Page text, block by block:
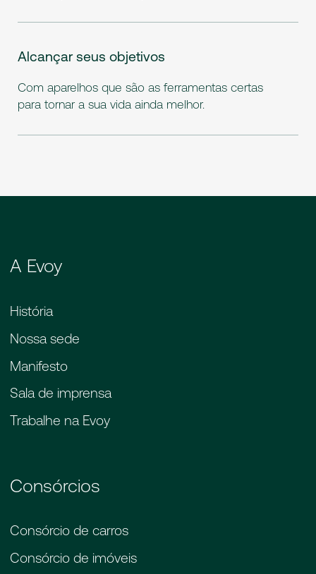
Alcançar seus objetivos
Com aparelhos que são as ferramentas certas
para tornar a sua vida ainda melhor.
A Evoy
História
Nossa sede
Manifesto
Sala de imprensa
Trabalhe na Evoy
Consórcios
Consórcio de carros
Consórcio de imóveis